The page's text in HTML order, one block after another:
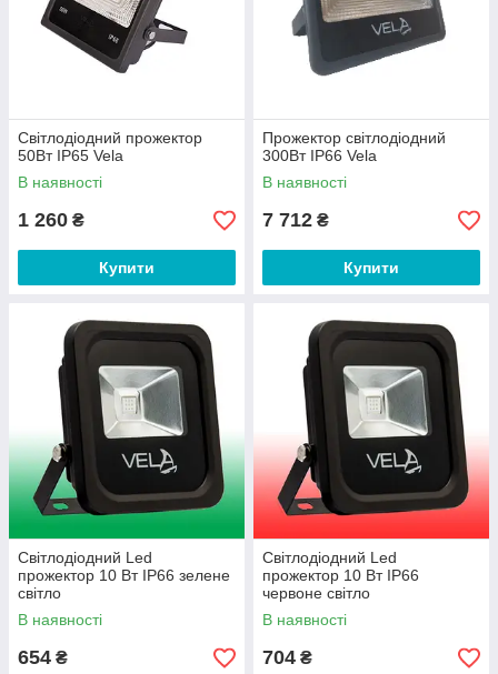
Світлодіодний прожектор
50Вт IP65 Vela
В наявності
1 260 ₴
Купити
Прожектор світлодіодний
300Вт IP66 Vela
В наявності
7 712 ₴
Купити
Світлодіодний Led
прожектор 10 Вт IP66 зелене
світло
В наявності
654 ₴
Світлодіодний Led
прожектор 10 Вт IP66
червоне світло
В наявності
704 ₴